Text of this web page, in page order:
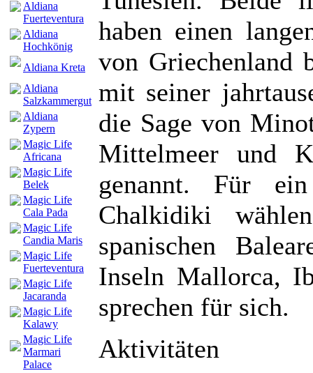
Aldiana
Fuerteventura
Aldiana
Hochkönig
Aldiana Kreta
Aldiana
Salzkammergut
Aldiana
Zypern
Magic Life
Africana
Magic Life
Belek
Magic Life
Cala Pada
Magic Life
Candia Maris
Magic Life
Fuerteventura
Magic Life
Jacaranda
Magic Life
Kalawy
Magic Life
Marmari
Palace
haben einen
von Griechenland
mit seiner
die Sage von
Mittelmeer und
genannt. Für
Chalkidiki
spanischen
Inseln Mallorca,
sprechen für sich.
Aktivitäten